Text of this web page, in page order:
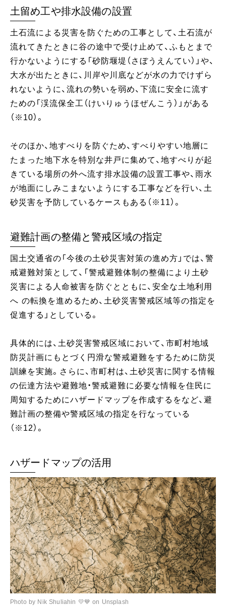
土留め工や排水設備の設置
土石流による災害を防ぐための工事として、土石流が
流れてきたときに谷の途中で受け止めて、ふもとまで
行かないようにする「砂防堰堤（さぼうえんてい）」や、
大水が出たときに、川岸や川底などが水の力でけずら
れないように、流れの勢いを弱め、下流に安全に流す
ための「渓流保全工（けいりゅうほぜんこう）」がある
（※10）。
そのほか、地すべりを防ぐため、すべりやすい地層に
たまった地下水を特別な井戸に集めて、地すべりが起
きている場所の外へ流す排水設備の設置工事や、雨水
が地面にしみこまないようにする工事などを行い、土
砂災害を予防しているケースもある（※11）。
避難計画の整備と警戒区域の指定
国土交通省の「今後の土砂災害対策の進め方」では、警
戒避難対策として、「警戒避難体制の整備により土砂
災害による人命被害を防ぐとともに、安全な土地利用
へ の転換を進めるため、土砂災害警戒区域等の指定を
促進する」としている。
具体的には、土砂災害警戒区域において、市町村地域
防災計画にもとづく円滑な警戒避難をするために防災
訓練を実施。さらに、市町村は、土砂災害に関する情報
の伝達方法や避難地・警戒避難に必要な情報を住民に
周知するためにハザードマップを作成するをなど、避
難計画の整備や警戒区域の指定を行なっている
（※12）。
ハザードマップの活用
Photo by Nik Shuliahin 💛💙 on Unsplash